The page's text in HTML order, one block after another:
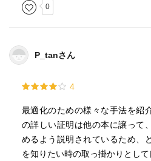
0
P_tanさん
4
最適化のための様々な手法を紹
の詳しい証明は他の本に譲って
めるよう説明されているため、
を知りたい時の取っ掛かりとして